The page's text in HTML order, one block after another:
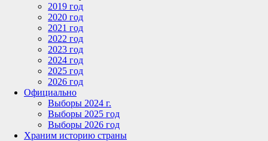
2019 год
2020 год
2021 год
2022 год
2023 год
2024 год
2025 год
2026 год
Официально
Выборы 2024 г.
Выборы 2025 год
Выборы 2026 год
Храним историю страны